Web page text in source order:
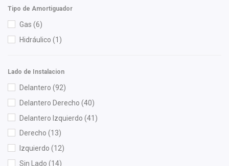
Meistersatz
(1)
Miller(1)
Mirsa Mikas Infante Ruiz
Tipo de Amortiguador
Gas (6)
Hidráulico (1)
Lado de Instalacion
Delantero (92)
Delantero Derecho (40)
Delantero Izquierdo (41)
Derecho (13)
Izquierdo (12)
Sin Lado (14)